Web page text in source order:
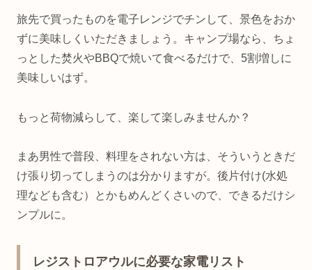
旅先で買ったものを電子レンジでチンして、景色をおか
ずに美味しくいただきましょう。キャンプ場なら、ちょ
っとした焚火やBBQで焼いて食べるだけで、5割増しに
美味しいはず。
もっと荷物減らして、楽して楽しみませんか？
まあ男性で普段、料理をされない方は、そういうときだ
け張り切ってしまうのは分かりますが。後片付け(水処
理なども含む）とかもめんどくさいので、できるだけシ
ンプルに。
レジストロアウルに必要な家電リスト